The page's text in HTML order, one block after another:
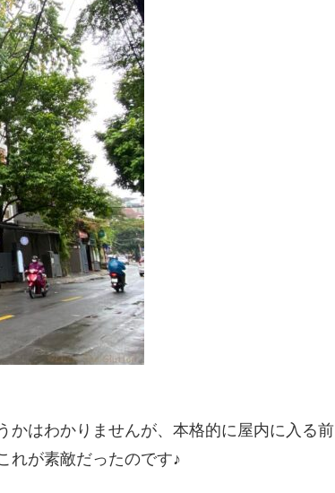
かはわかりませんが、本格的に屋内に入る前
れが素敵だったのです♪